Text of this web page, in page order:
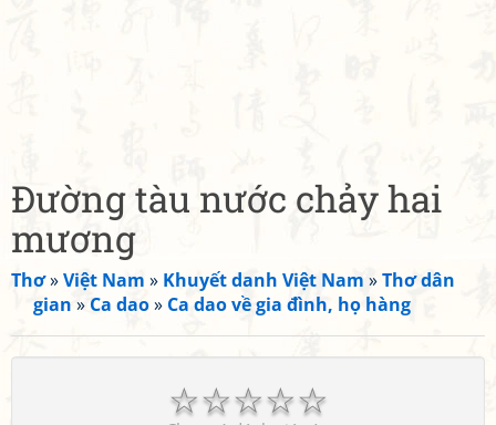
Đường tàu nước chảy hai
mương
Thơ»Việt Nam » Khuyết danh Việt Nam »Thơ dân
gian » Ca dao» Ca dao về gia đình, họ hàng
☆
☆
☆
☆
☆